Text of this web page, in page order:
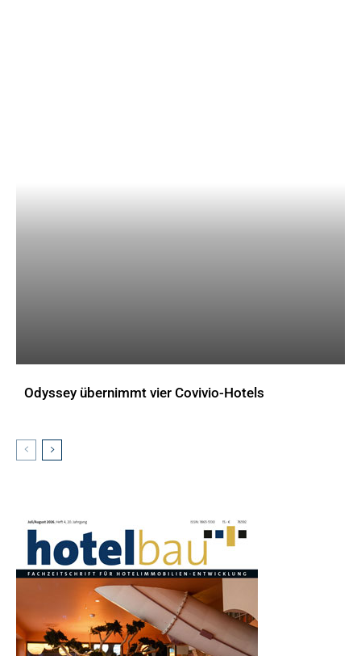
Odyssey übernimmt vier Covivio-Hotels